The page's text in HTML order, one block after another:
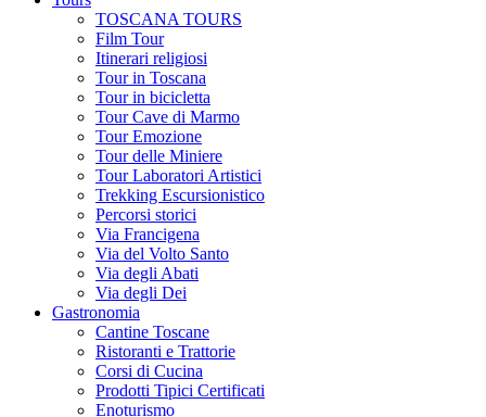
TOSCANA TOURS
Film Tour
Itinerari religiosi
Tour in Toscana
Tour in bicicletta
Tour Cave di Marmo
Tour Emozione
Tour delle Miniere
Tour Laboratori Artistici
Trekking Escursionistico
Percorsi storici
Via Francigena
Via del Volto Santo
Via degli Abati
Via degli Dei
Gastronomia
Cantine Toscane
Ristoranti e Trattorie
Corsi di Cucina
Prodotti Tipici Certificati
Enoturismo